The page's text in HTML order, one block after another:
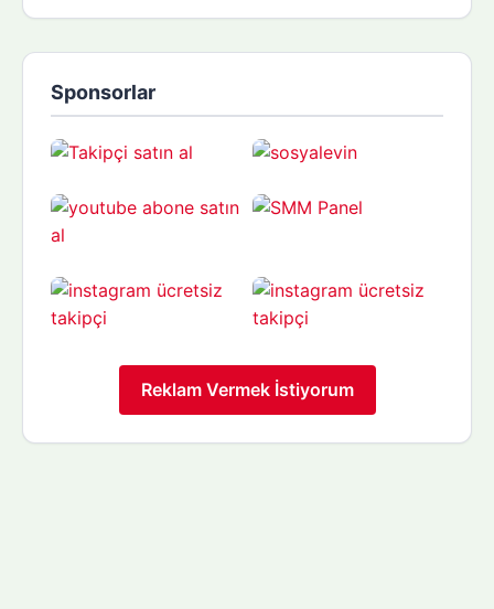
Sponsorlar
Reklam Vermek İstiyorum